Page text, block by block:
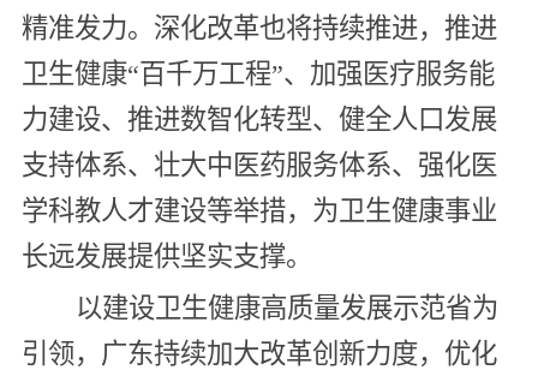
精准发力。深化改革也将持续推进，推进
卫生健康“百千万工程”、加强医疗服务能
力建设、推进数智化转型、健全人口发展
支持体系、壮大中医药服务体系、强化医
学科教人才建设等举措，为卫生健康事业
长远发展提供坚实支撑。
以建设卫生健康高质量发展示范省为
引领，广东持续加大改革创新力度，优化